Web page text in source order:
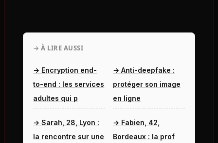
→ À LIRE AUSSI
→ Encryption end-
to-end : les services
adultes qui p
→ Anti-deepfake :
protéger son image
en ligne
→ Sarah, 28, Lyon :
la rencontre sur une
→ Fabien, 42,
Bordeaux : la prof